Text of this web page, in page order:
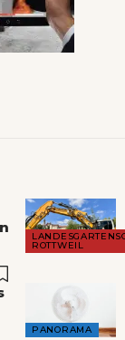
ROTTWEIL
PANORAMA